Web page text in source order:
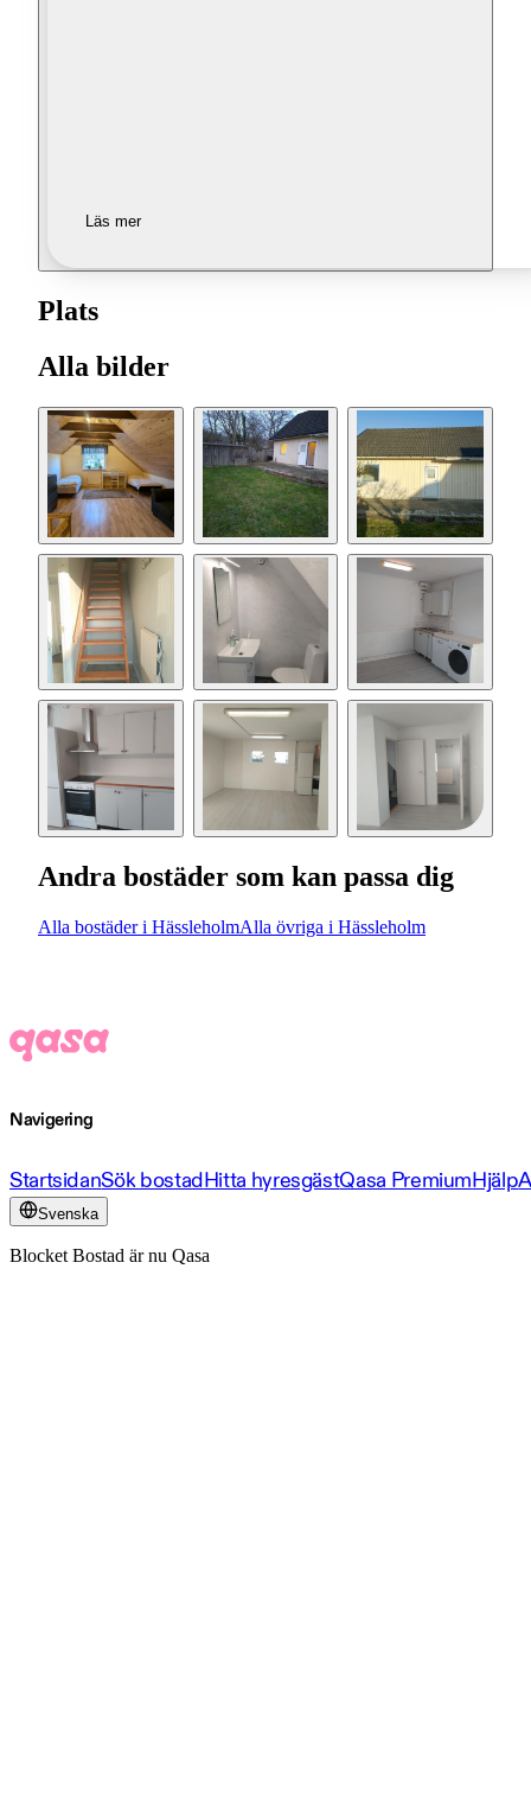
Läs mer
Plats
Alla bilder
Andra bostäder som kan passa dig
Alla bostäder i HässleholmAlla övriga i Hässleholm
Navigering
StartsidanSök bostadHitta hyresgästQasa PremiumHjälp
Svenska
Blocket Bostad är nu Qasa